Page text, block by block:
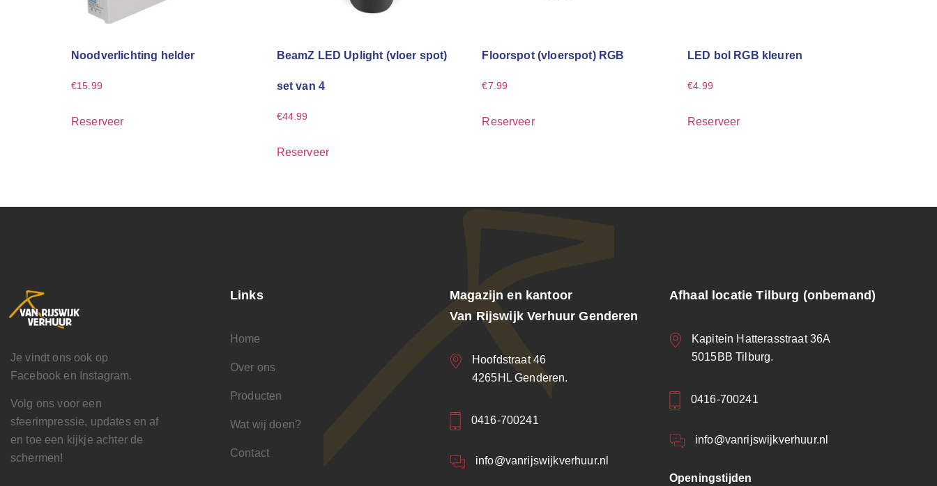
Noodverlichting helder
€15.99
Reserveer
BeamZ LED Uplight (vloer spot)
set van 4
€44.99
Reserveer
Floorspot (vloerspot) RGB
€7.99
Reserveer
LED bol RGB kleuren
€4.99
Reserveer
Je vindt ons ook op
Facebook en Instagram.
Volg ons voor een
sfeerimpressie, updates en af
en toe een kijkje achter de
schermen!
Links
Home
Over ons
Producten
Wat wij doen?
Contact
Magazijn en kantoor
Van Rijswijk Verhuur Genderen
Hoofdstraat 46
4265HL Genderen.
0416-700241
info@vanrijswijkverhuur.nl
Afhaal locatie Tilburg (onbemand)
Kapitein Hatterasstraat 36A
5015BB Tilburg.
0416-700241
info@vanrijswijkverhuur.nl
Openingstijden